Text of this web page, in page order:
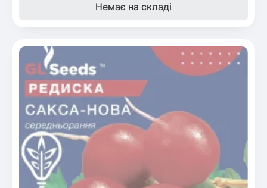
Немає на складі